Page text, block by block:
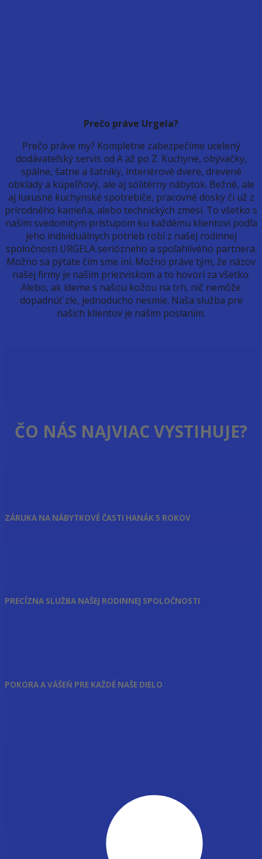
Prečo práve Urgela?
Prečo práve my? Kompletne zabezpečíme ucelený
dodávateľský servis od A až po Z. Kuchyne, obývačky,
spálne, šatne a šatníky, interiérové dvere, drevené
obklady a kúpeľňový, ale aj solitérny nábytok. Bežné, ale
aj luxusné kuchynské spotrebiče, pracovné dosky či už z
prírodného kameňa, alebo technických zmesí. To všetko s
našim svedomitým prístupom ku každému klientovi podľa
jeho individuálnych potrieb robí z našej rodinnej
spoločnosti URGELA seriózneho a spoľahlivého partnera.
Možno sa pýtate čím sme iní. Možno práve tým, že názov
našej firmy je našim priezviskom a to hovorí za všetko.
Alebo, ak ideme s našou kožou na trh, nič nemôže
dopadnúť zle, jednoducho nesmie. Naša služba pre
našich klientov je našim poslaním.
ČO NÁS NAJVIAC VYSTIHUJE?
ZÁRUKA NA NÁBYTKOVÉ ČASTI HANÁK 5 ROKOV
PRECÍZNA SLUŽBA NAŠEJ RODINNEJ SPOLOČNOSTI
POKORA A VÁŠEŇ PRE KAŽDÉ NAŠE DIELO